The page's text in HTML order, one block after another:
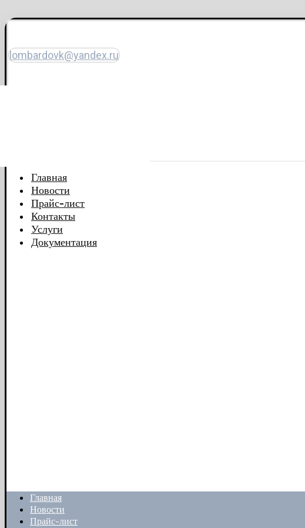
lombardovk@yandex.ru
Главная
Новости
Прайс-лист
Контакты
Услуги
Документация
Главная
Новости
Прайс-лист